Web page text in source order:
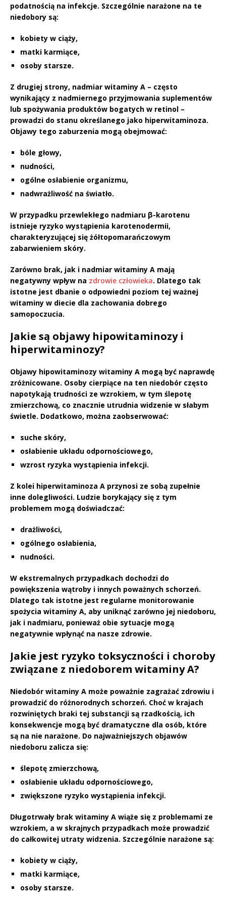
podatnością na infekcje. Szczególnie narażone na te
niedobory są:
kobiety w ciąży,
matki karmiące,
osoby starsze.
Z drugiej strony, nadmiar witaminy A – często
wynikający z nadmiernego przyjmowania suplementów
lub spożywania produktów bogatych w retinol –
prowadzi do stanu określanego jako hiperwitaminoza.
Objawy tego zaburzenia mogą obejmować:
bóle głowy,
nudności,
ogólne osłabienie organizmu,
nadwrażliwość na światło.
W przypadku przewlekłego nadmiaru β-karotenu
istnieje ryzyko wystąpienia karotenodermii,
charakteryzującej się żółtopomarańczowym
zabarwieniem skóry.
Zarówno brak, jak i nadmiar witaminy A mają
negatywny wpływ na zdrowie człowieka. Dlatego tak
istotne jest dbanie o odpowiedni poziom tej ważnej
witaminy w diecie dla zachowania dobrego
samopoczucia.
Jakie są objawy hipowitaminozy i
hiperwitaminozy?
Objawy hipowitaminozy witaminy A mogą być naprawdę
zróżnicowane. Osoby cierpiące na ten niedobór często
napotykają trudności ze wzrokiem, w tym ślepotę
zmierzchową, co znacznie utrudnia widzenie w słabym
świetle. Dodatkowo, można zaobserwować:
suche skóry,
osłabienie układu odpornościowego,
wzrost ryzyka wystąpienia infekcji.
Z kolei hiperwitaminoza A przynosi ze sobą zupełnie
inne dolegliwości. Ludzie borykający się z tym
problemem mogą doświadczać:
drażliwości,
ogólnego osłabienia,
nudności.
W ekstremalnych przypadkach dochodzi do
powiększenia wątroby i innych poważnych schorzeń.
Dlatego tak istotne jest regularne monitorowanie
spożycia witaminy A, aby uniknąć zarówno jej niedoboru,
jak i nadmiaru, ponieważ obie sytuacje mogą
negatywnie wpłynąć na nasze zdrowie.
Jakie jest ryzyko toksyczności i choroby
związane z niedoborem witaminy A?
Niedobór witaminy A może poważnie zagrażać zdrowiu i
prowadzić do różnorodnych schorzeń. Choć w krajach
rozwiniętych braki tej substancji są rzadkością, ich
konsekwencje mogą być dramatyczne dla osób, które
są na nie narażone. Do najważniejszych objawów
niedoboru zalicza się:
ślepotę zmierzchową,
osłabienie układu odpornościowego,
zwiększone ryzyko wystąpienia infekcji.
Długotrwały brak witaminy A wiąże się z problemami ze
wzrokiem, a w skrajnych przypadkach może prowadzić
do całkowitej utraty widzenia. Szczególnie narażone są:
kobiety w ciąży,
matki karmiące,
osoby starsze.